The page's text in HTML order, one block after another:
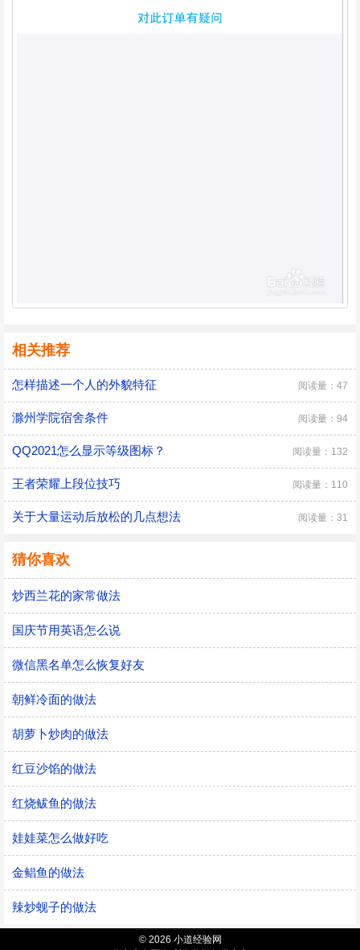
相关推荐
怎样描述一个人的外貌特征 阅读量：47
滁州学院宿舍条件 阅读量：94
QQ2021怎么显示等级图标？ 阅读量：132
王者荣耀上段位技巧 阅读量：110
关于大量运动后放松的几点想法 阅读量：31
猜你喜欢
炒西兰花的家常做法
国庆节用英语怎么说
微信黑名单怎么恢复好友
朝鲜冷面的做法
胡萝卜炒肉的做法
红豆沙馅的做法
红烧鲅鱼的做法
娃娃菜怎么做好吃
金鲳鱼的做法
辣炒蚬子的做法
© 2026 小道经验网